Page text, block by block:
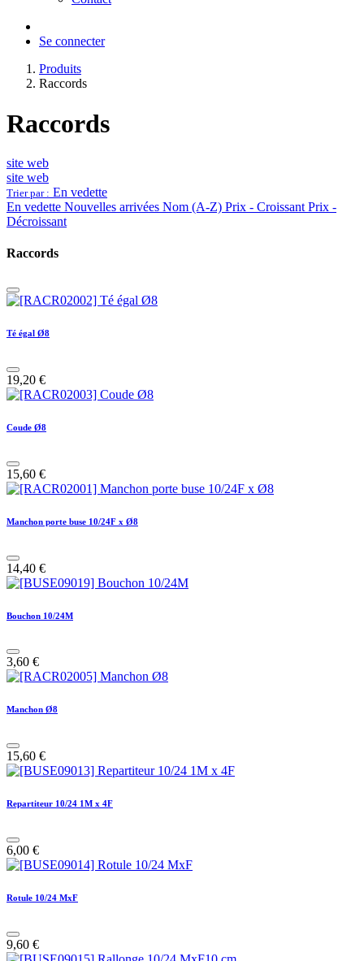
Se connecter
Produits
Raccords
Raccords
site web
site web
Trier par : En vedette
En vedette Nouvelles arrivées Nom (A-Z) Prix - Croissant Prix -
Décroissant
Raccords
Té égal Ø8
19,20 €
Coude Ø8
15,60 €
Manchon porte buse 10/24F x Ø8
14,40 €
Bouchon 10/24M
3,60 €
Manchon Ø8
15,60 €
Repartiteur 10/24 1M x 4F
6,00 €
Rotule 10/24 MxF
9,60 €